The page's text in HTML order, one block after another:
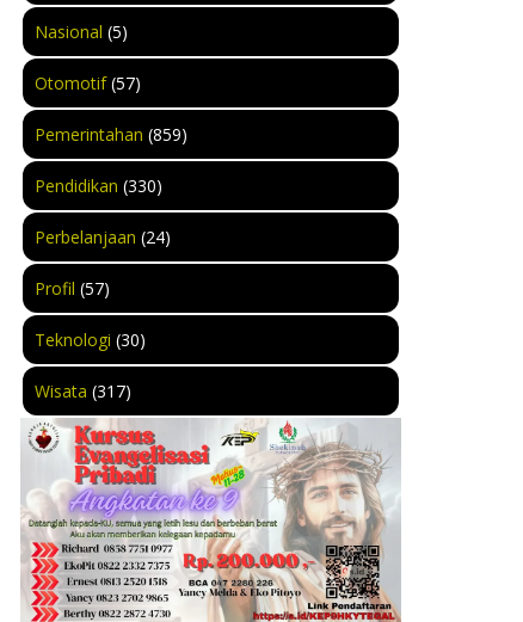
Nasional (5)
Otomotif(57)
Pemerintahan (859)
Pendidikan (330)
Perbelanjaan (24)
Profil (57)
Teknologi (30)
Wisata (317)